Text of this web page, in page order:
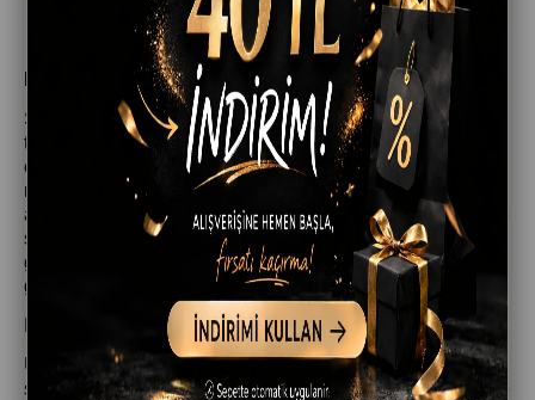
Kolay İade İmkanı
Siparişlerinizi iade etmek isterseniz,en kısa sürede iade
talebi açarak siparişlerinizi anlaşmalı kargomuzla iade
edebilirsiniz.İade talep formunu doldurup onayımızı
müteakip aşağıdaki iade adresimize siparişinizi teslim
aldıktan sonra 14 gün içerisinde iade talebi oluşturmalı ve
size iletilen kargo firması ile siparişinizi adresimize
göndermeniz gerekmektedir.Teslim alındıktan sonra 14
gün içerisinde gönderilmeyen iadeler işleme alınmaz.
Ürün değişim talebiniz olur ise siparişinizi teslim aldıktan
sonra 14 gün içerisinde tarafımıza anlaşmalı kargomuz ile